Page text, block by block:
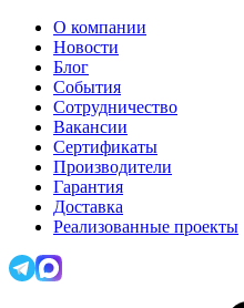
О компании
Новости
Блог
События
Сотрудничество
Вакансии
Сертификаты
Производители
Гарантия
Доставка
Реализованные проекты